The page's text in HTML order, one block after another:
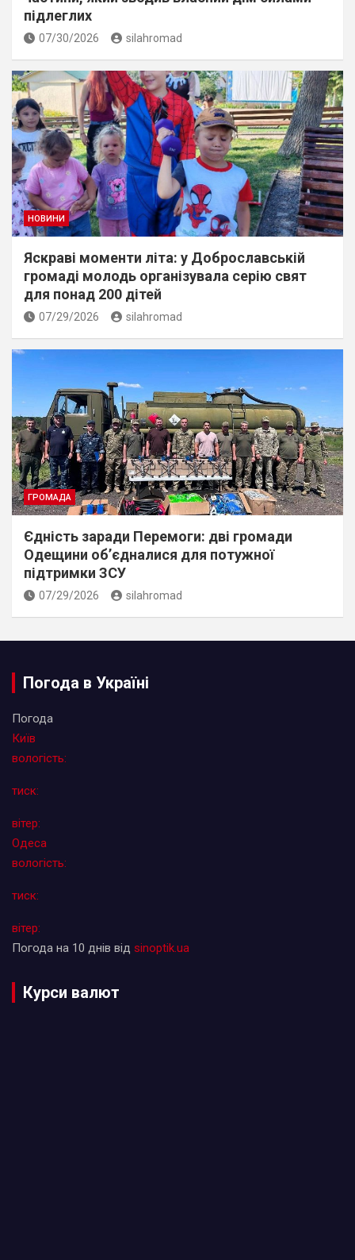
підлеглих
07/30/2026 silahromad
НОВИНИ
Яскраві моменти літа: у Доброславській
громаді молодь організувала серію свят
для понад 200 дітей
07/29/2026 silahromad
ГРОМАДА
Єдність заради Перемоги: дві громади
Одещини об’єдналися для потужної
підтримки ЗСУ
07/29/2026 silahromad
Погода в Україні
Погода
Київ
вологість:
тиск:
вітер:
Одеса
вологість:
тиск:
вітер:
Погода на 10 днів від sinoptik.ua
Курси валют